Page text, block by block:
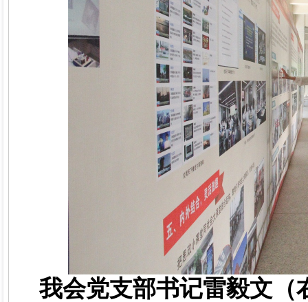
我会党支部书记雷毅文